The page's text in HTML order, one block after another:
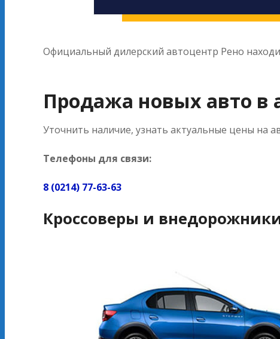
Официальный дилерский автоцентр Рено
Продажа новых авто в
Уточнить наличие, узнать актуальные цены на
Телефоны для связи:
8 (0214) 77-63-63
Кроссоверы и